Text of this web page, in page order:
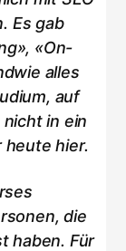
Es gab
«On-
alles
auf
in ein
heute hier.
die
haben. Für